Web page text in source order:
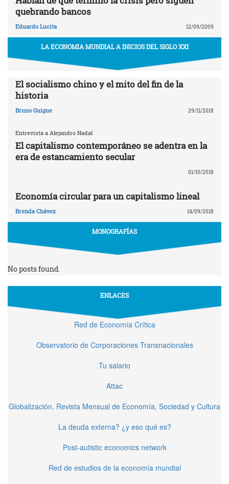
quebrando bancos
Eduardo Lucita 12/09/2009
LA ECONOMIA MUNDIAL A INICIOS DEL SIGLO XXI
El socialismo chino y el mito del fin de la
historia
Bruno Guigue 29/11/2018
Entrevista a Alejandro Nadal
El capitalismo contemporáneo se adentra en la
era de estancamiento secular
01/10/2018
Economía circular para un capitalismo lineal
Brenda Chávez 14/09/2018
MONOGRAFÍAS
No posts found.
ENLACES
Red de Economía Crítica
Observatorio de Corporaciones Transnacionales
Tu salario
Attac
Globalización. Revista Mensual de Economía, Sociedad y Cultura
La deuda externa? ¿y eso qué es?
Post-autistic economics network
Red de estudios de la economía mundial